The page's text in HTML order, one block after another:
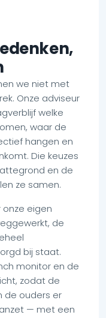
we niet met
Onze adviseur
welke
waar de
hangen en
Die keuzes
en de
ze samen.
eigen
de
bij staat.
monitor en de
zodat de
de ouders er
— met een